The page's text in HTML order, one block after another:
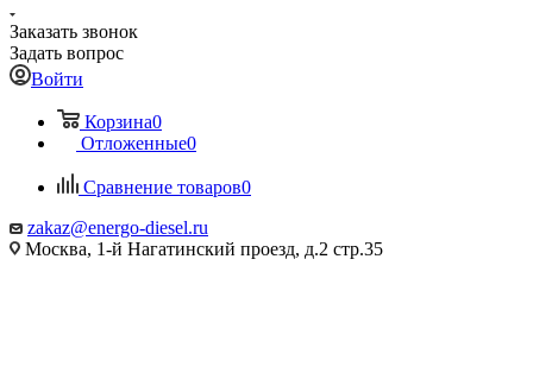
Заказать звонок
Задать вопрос
Войти
Корзина0
Отложенные0
Сравнение товаров0
zakaz@energo-diesel.ru
Москва, 1-й Нагатинский проезд, д.2 стр.35